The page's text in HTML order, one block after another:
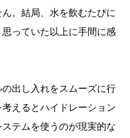
。結局、水を飲むたびに
っていた以上に手間に感
出し入れをスムーズに行
えるとハイドレーション
テムを使うのが現実的な